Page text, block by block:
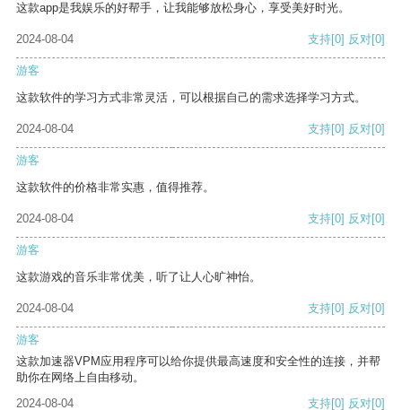
这款app是我娱乐的好帮手，让我能够放松身心，享受美好时光。
2024-08-04 支持[0] 反对[0]
游客
这款软件的学习方式非常灵活，可以根据自己的需求选择学习方式。
2024-08-04 支持[0] 反对[0]
游客
这款软件的价格非常实惠，值得推荐。
2024-08-04 支持[0] 反对[0]
游客
这款游戏的音乐非常优美，听了让人心旷神怡。
2024-08-04 支持[0] 反对[0]
游客
这款加速器VPM应用程序可以给你提供最高速度和安全性的连接，并帮
助你在网络上自由移动。
2024-08-04
支持[0] 反对[0]